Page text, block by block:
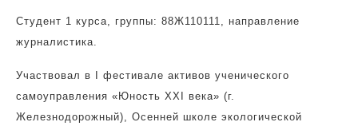
Студент 1 курса, группы: 88Ж110111, направление
журналистика.
Участвовал в I фестивале активов ученического
самоуправления «Юность XXI века» (г.
Железнодорожный), Осенней школе экологической